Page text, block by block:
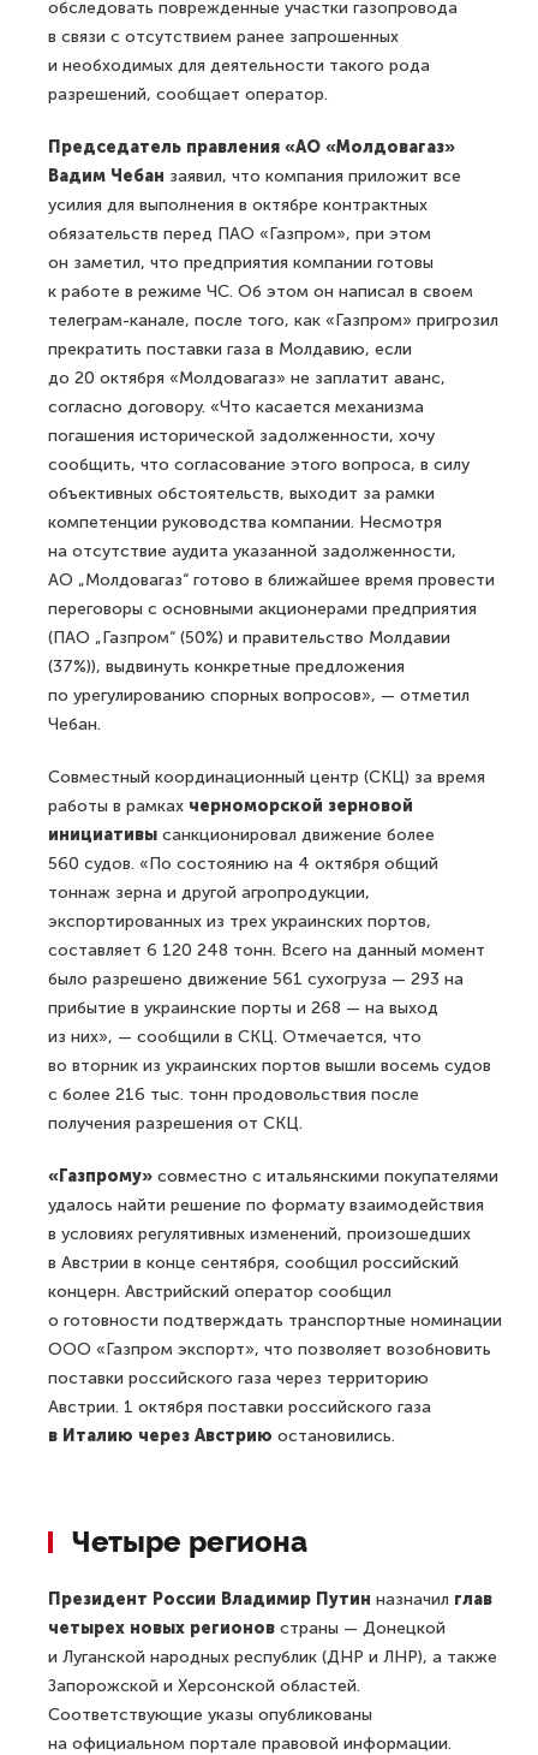
обследовать поврежденные участки газопровода
в связи с отсутствием ранее запрошенных
и необходимых для деятельности такого рода
разрешений, сообщает оператор.
Председатель правления «АО «Молдовагаз»
Вадим Чебан заявил, что компания приложит все
усилия для выполнения в октябре контрактных
обязательств перед ПАО «Газпром», при этом
он заметил, что предприятия компании готовы
к работе в режиме ЧС. Об этом он написал в своем
телеграм-канале, после того, как «Газпром» пригрозил
прекратить поставки газа в Молдавию, если
до 20 октября «Молдовагаз» не заплатит аванс,
согласно договору. «Что касается механизма
погашения исторической задолженности, хочу
сообщить, что согласование этого вопроса, в силу
объективных обстоятельств, выходит за рамки
компетенции руководства компании. Несмотря
на отсутствие аудита указанной задолженности,
АО „Молдовагаз“ готово в ближайшее время провести
переговоры с основными акционерами предприятия
(ПАО „Газпром“ (50%) и правительство Молдавии
(37%)), выдвинуть конкретные предложения
по урегулированию спорных вопросов», — отметил
Чебан.
Совместный координационный центр (СКЦ) за время
работы в рамках черноморской зерновой
инициативы санкционировал движение более
560 судов. «По состоянию на 4 октября общий
тоннаж зерна и другой агропродукции,
экспортированных из трех украинских портов,
составляет 6 120 248 тонн. Всего на данный момент
было разрешено движение 561 сухогруза — 293 на
прибытие в украинские порты и 268 — на выход
из них», — сообщили в СКЦ. Отмечается, что
во вторник из украинских портов вышли восемь судов
с более 216 тыс. тонн продовольствия после
получения разрешения от СКЦ.
«Газпрому» совместно с итальянскими покупателями
удалось найти решение по формату взаимодействия
в условиях регулятивных изменений, произошедших
в Австрии в конце сентября, сообщил российский
концерн. Австрийский оператор сообщил
о готовности подтверждать транспортные номинации
ООО «Газпром экспорт», что позволяет возобновить
поставки российского газа через территорию
Австрии. 1 октября поставки российского газа
в Италию через Австрию остановились.
Четыре региона
Президент России Владимир Путин назначил глав
четырех новых регионов страны — Донецкой
и Луганской народных республик (ДНР и ЛНР), а также
Запорожской и Херсонской областей.
Соответствующие указы опубликованы
на официальном портале правовой информации.